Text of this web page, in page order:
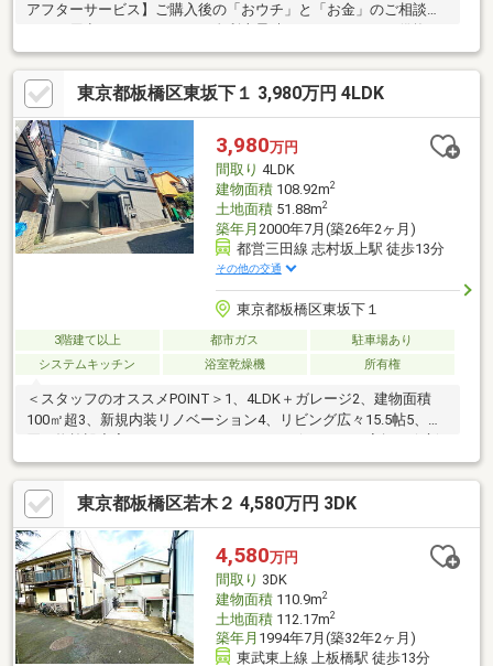
アフターサービス】ご購入後の「おウチ」と「お金」のご相談窓
相談、繰上返済のタイミング、各種保険の見直し・・・etc・おウ
チの設備保証や定期点検、駆け付けサービス・・・etc購入前のタ
イミングは勿論、購入後のご不安につきましてもご相談可能で
す！まずはお気軽に現地をご覧下さいませ。物件の詳細につい
て、ご見学希望のお客様は下記番号までお気軽にご連絡下さい。
お問い合わせ専用フリーダイヤル ： ０１２０－１０４－５７０
東京都板橋区東坂下１ 3,980万円 4LDK
3,980万円
間取り 4LDK
建物面積108.92m2
土地面積51.88m2
築年月 2000年7月(築26年2ヶ月)
都営三田線 志村坂上駅 徒歩13分
その他の交通
東京都板橋区東坂下１
3階建て以上 都市ガス
駐車場あり
システムキッチン
浴室乾燥機 所有権
＜スタッフのオススメPOINT＞1、4LDK＋ガレージ2、建物面積
100㎡超3、新規内装リノベーション4、リビング広々15.5帖5、お
買い物施設充実■□■□■□■□■□■□■□■□■□■☆ミヤマの家探し☆新
築、築浅物件は、ミヤマハウジングにお任せ下さい♪
東京都板橋区若木２ 4,580万円 3DK
4,580万円
間取り 3DK
建物面積110.9m2
土地面積112.17m2
築年月 1994年7月(築32年2ヶ月)
東武東上線 上板橋駅 徒歩13分